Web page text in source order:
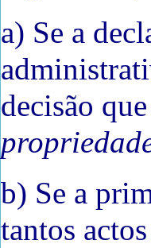
a) Se a
decisão
b) Se a
tantos